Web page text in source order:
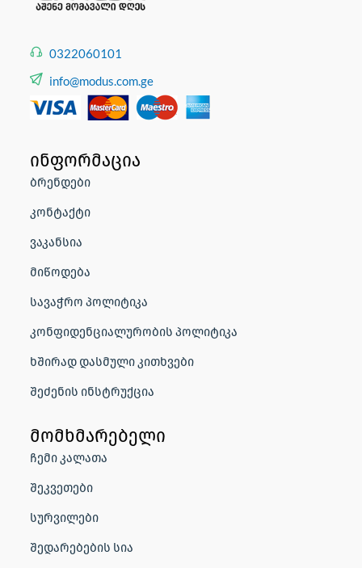
0322060101
info@modus.com.ge
ინფორმაცია
ბრენდები
კონტაქტი
ვაკანსია
მიწოდება
სავაჭრო პოლიტიკა
კონფიდენციალურობის პოლიტიკა
ხშირად დასმული კითხვები
შეძენის ინსტრუქცია
მომხმარებელი
ჩემი კალათა
შეკვეთები
სურვილები
შედარებების სია